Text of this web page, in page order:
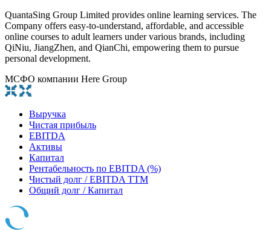
QuantaSing Group Limited provides online learning services. The
Company offers easy-to-understand, affordable, and accessible
online courses to adult learners under various brands, including
QiNiu, JiangZhen, and QianChi, empowering them to pursue
personal development.
МСФО компании Here Group
Выручка
Чистая прибыль
EBITDA
Активы
Капитал
Рентабельность по EBITDA (%)
Чистый долг / EBITDA TTM
Общий долг / Капитал